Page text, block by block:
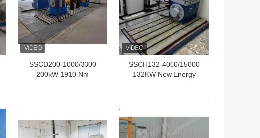
SSCD200-1000/3300
200kW 1910 Nm
SSCH132-4000/15000
132KW New Energy
ভালো দাম